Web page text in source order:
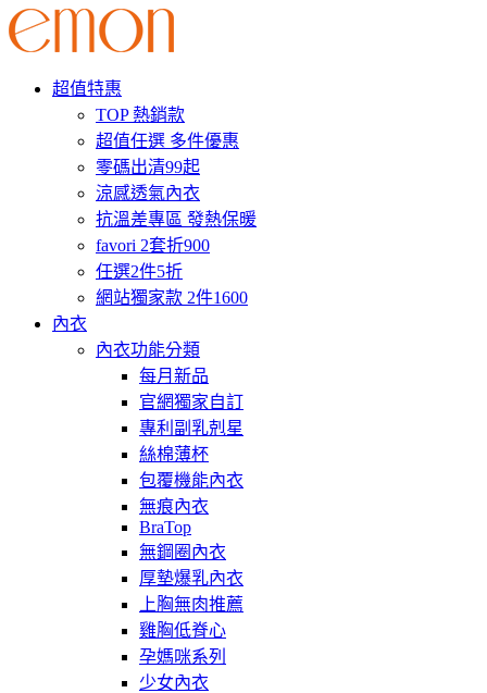
超值特惠
TOP 熱銷款
超值任選 多件優惠
零碼出清99起
涼感透氣內衣
抗溫差專區 發熱保暖
favori 2套折900
任選2件5折
網站獨家款 2件1600
內衣
內衣功能分類
每月新品
官網獨家自訂
專利副乳剋星
絲棉薄杯
包覆機能內衣
無痕內衣
BraTop
無鋼圈內衣
厚墊爆乳內衣
上胸無肉推薦
雞胸低脊心
孕媽咪系列
少女內衣